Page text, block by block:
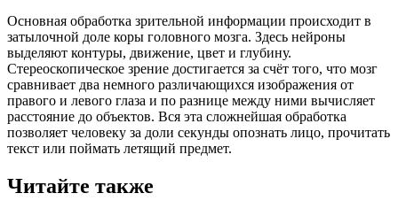
Основная обработка зрительной информации происходит в
затылочной доле коры головного мозга. Здесь нейроны
выделяют контуры, движение, цвет и глубину.
Стереоскопическое зрение достигается за счёт того, что мозг
сравнивает два немного различающихся изображения от
правого и левого глаза и по разнице между ними вычисляет
расстояние до объектов. Вся эта сложнейшая обработка
позволяет человеку за доли секунды опознать лицо, прочитать
текст или поймать летящий предмет.
Читайте также